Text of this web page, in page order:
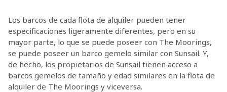
Los barcos de cada flota de alquiler pueden tener
especificaciones ligeramente diferentes, pero en su
mayor parte, lo que se puede poseer con The Moorings,
se puede poseer un barco gemelo similar con Sunsail. Y,
de hecho, los propietarios de Sunsail tienen acceso a
barcos gemelos de tamaño y edad similares en la flota de
alquiler de The Moorings y viceversa.